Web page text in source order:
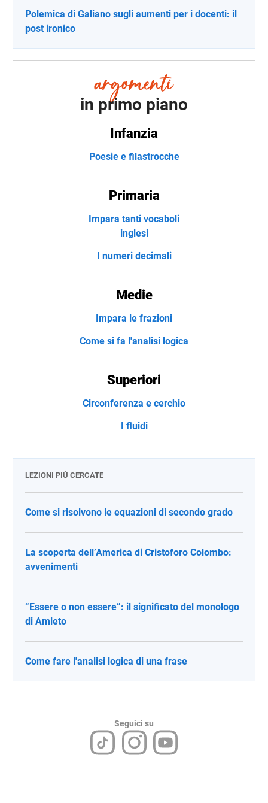
Polemica di Galiano sugli aumenti per i docenti: il
post ironico
in primo piano
Infanzia
Poesie e filastrocche
Primaria
Impara tanti vocaboli
inglesi
I numeri decimali
Medie
Impara le frazioni
Come si fa l'analisi logica
Superiori
Circonferenza e cerchio
I fluidi
LEZIONI PIÙ CERCATE
Come si risolvono le equazioni di secondo grado
La scoperta dell’America di Cristoforo Colombo:
avvenimenti
“Essere o non essere”: il significato del monologo
di Amleto
Come fare l'analisi logica di una frase
Seguici su